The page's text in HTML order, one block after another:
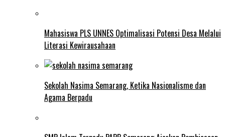
Mahasiswa PLS UNNES Optimalisasi Potensi Desa Melalui
Literasi Kewirausahaan
Sekolah Nasima Semarang, Ketika Nasionalisme dan
Agama Berpadu